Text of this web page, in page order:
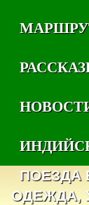
ПОЕЗДА
ОДЕЖДА,